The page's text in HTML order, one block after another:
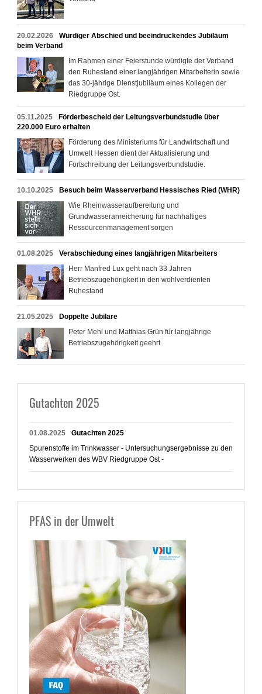
20.02.2026
Würdiger Abschied und beeindruckendes Jubiläum
beim Verband
Im Rahmen einer Feierstunde würdigte der Verband
den Ruhestand einer langjährigen Mitarbeiterin sowie
das 30-jährige Dienstjubiläum eines Kollegen der
Riedgruppe Ost.
05.11.2025
Förderbescheid der Leitungsverbundstudie über
220.000 Euro erhalten
Förderung des Ministeriums für Landwirtschaft und
Umwelt Hessen dient der Aktualisierung und
Fortschreibung der Leitungsverbundstudie.
10.10.2025
Besuch beim Wasserverband Hessisches Ried (WHR)
Wie Rheinwasseraufbereitung und
Grundwasseranreicherung für nachhaltiges
Ressourcenmanagement sorgen
01.08.2025
Verabschiedung eines langjährigen Mitarbeiters
Herr Manfred Lux geht nach 33 Jahren
Betriebszugehörigkeit in den wohlverdienten
Ruhestand
21.05.2025
Doppelte Jubilare
Peter Mehl und Matthias Grün für langjährige
Betriebszugehörigkeit geehrt
Gutachten 2025
01.08.2025
Gutachten 2025
Spurenstoffe im Trinkwasser - Untersuchungsergebnisse zu den
Wasserwerken des WBV Riedgruppe Ost -
PFAS in der Umwelt